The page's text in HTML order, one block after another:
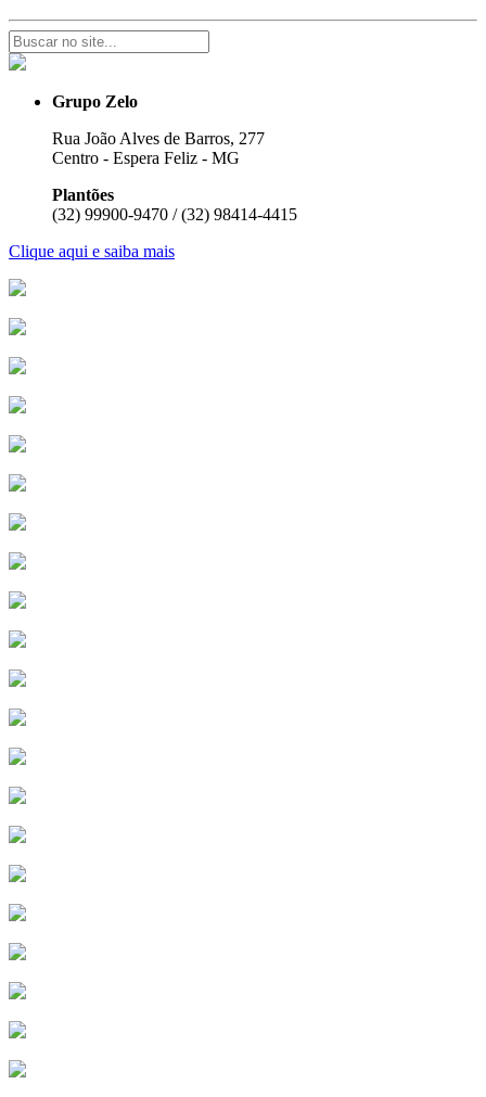
Grupo Zelo
Rua João Alves de Barros, 277
Centro - Espera Feliz - MG
Plantões
(32) 99900-9470 / (32) 98414-4415
Clique aqui e saiba mais